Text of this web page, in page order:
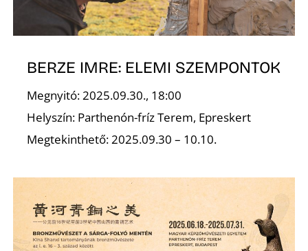
BERZE IMRE: ELEMI SZEMPONTOK
Megnyitó: 2025.09.30., 18:00
Helyszín: Parthenón-fríz Terem, Epreskert
Megtekinthető: 2025.09.30 – 10.10.